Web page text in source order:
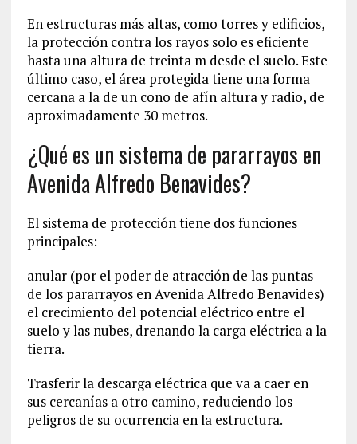
En estructuras más altas, como torres y edificios,
la protección contra los rayos solo es eficiente
hasta una altura de treinta m desde el suelo. Este
último caso, el área protegida tiene una forma
cercana a la de un cono de afín altura y radio, de
aproximadamente 30 metros.
¿Qué es un sistema de pararrayos en
Avenida Alfredo Benavides?
El sistema de protección tiene dos funciones
principales:
anular (por el poder de atracción de las puntas
de los pararrayos en Avenida Alfredo Benavides)
el crecimiento del potencial eléctrico entre el
suelo y las nubes, drenando la carga eléctrica a la
tierra.
Trasferir la descarga eléctrica que va a caer en
sus cercanías a otro camino, reduciendo los
peligros de su ocurrencia en la estructura.